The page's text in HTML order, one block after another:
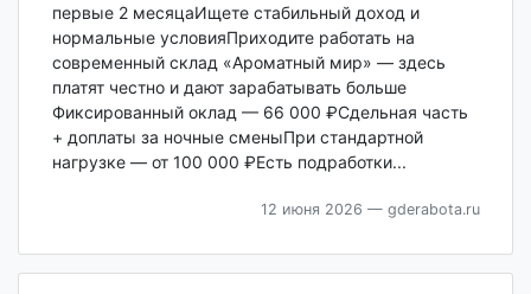
первые 2 месяцаИщете стабильный доход и
нормальные условияПриходите работать на
современный склад «Ароматный мир» — здесь
платят честно и дают зарабатывать больше
Фиксированный оклад — 66 000 ₽Сдельная часть
+ доплаты за ночные сменыПри стандартной
нагрузке — от 100 000 ₽Есть подработки...
12 июня 2026 — gderabota.ru